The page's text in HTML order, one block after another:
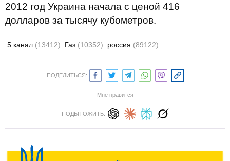
2012 год Украина начала с ценой 416
долларов за тысячу кубометров.
5 канал (13412) Газ (10352) россия (89122)
ПОДЕЛИТЬСЯ:
Мне нравится
ПОДЫТОЖИТЬ: